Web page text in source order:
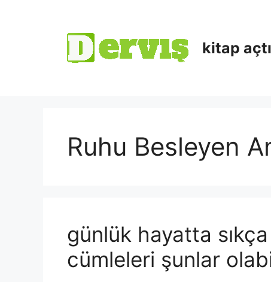
kitap
Ruhu Besleyen
günlük hayatta
cümleleri şunlar